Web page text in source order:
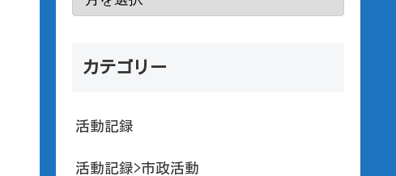
カテゴリー
活動記録
活動記録>市政活動